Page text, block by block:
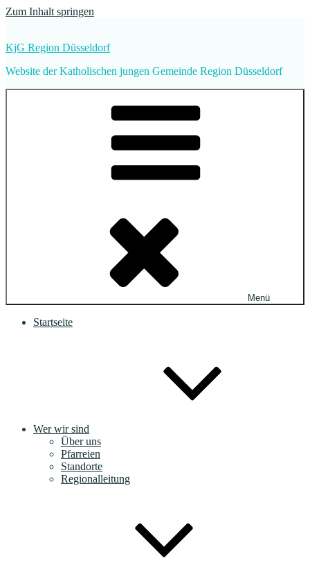
Zum Inhalt springen
KjG Region Düsseldorf
Website der Katholischen jungen Gemeinde Region Düsseldorf
Menü
Startseite
Wer wir sind
Über uns
Pfarreien
Standorte
Regionalleitung